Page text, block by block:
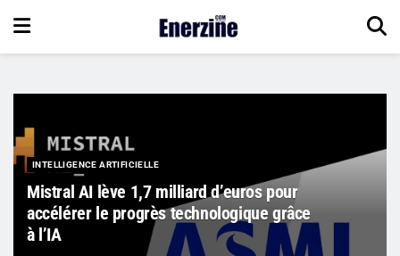
INTELLIGENCE ARTIFICIELLE
Mistral AI lève 1,7 milliard d’euros pour
accélérer le progrès technologique grâce
à l’IA